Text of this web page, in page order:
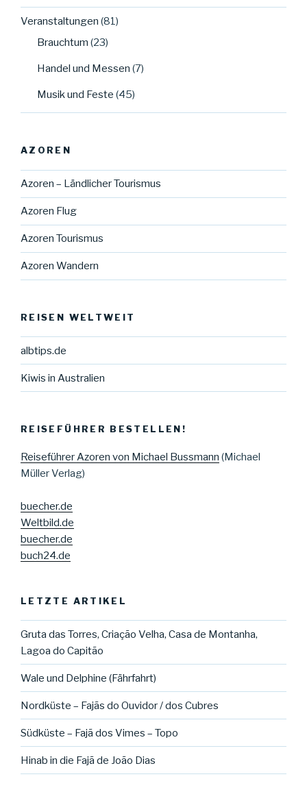
Veranstaltungen (81)
Brauchtum (23)
Handel und Messen (7)
Musik und Feste (45)
AZOREN
Azoren – Ländlicher Tourismus
Azoren Flug
Azoren Tourismus
Azoren Wandern
REISEN WELTWEIT
albtips.de
Kiwis in Australien
REISEFÜHRER BESTELLEN!
Reiseführer Azoren von Michael Bussmann (Michael
Müller Verlag)
buecher.de
Weltbild.de
buecher.de
buch24.de
LETZTE ARTIKEL
Gruta das Torres, Criação Velha, Casa de Montanha,
Lagoa do Capitão
Wale und Delphine (Fährfahrt)
Nordküste – Fajãs do Ouvidor / dos Cubres
Südküste – Fajã dos Vimes – Topo
Hinab in die Fajã de João Dias